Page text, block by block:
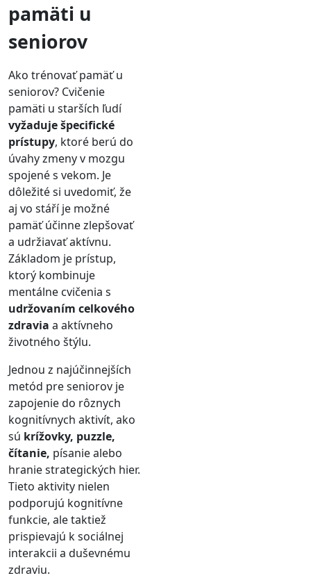
pamäti u
seniorov
Ako trénovať pamäť u
seniorov? Cvičenie
pamäti u starších ľudí
vyžaduje špecifické
prístupy, ktoré berú do
úvahy zmeny v mozgu
spojené s vekom. Je
dôležité si uvedomiť, že
aj vo stáří je možné
pamäť účinne zlepšovať
a udržiavať aktívnu.
Základom je prístup,
ktorý kombinuje
mentálne cvičenia s
udržovaním celkového
zdravia a aktívneho
životného štýlu.
Jednou z najúčinnejších
metód pre seniorov je
zapojenie do rôznych
kognitívnych aktivít, ako
sú krížovky, puzzle,
čítanie, písanie alebo
hranie strategických hier.
Tieto aktivity nielen
podporujú kognitívne
funkcie, ale taktiež
prispievajú k sociálnej
interakcii a duševnému
zdraviu.